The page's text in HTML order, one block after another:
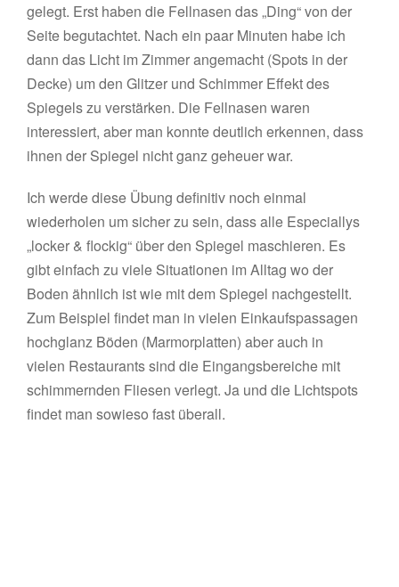
gelegt. Erst haben die Fellnasen das „Ding“ von der
Seite begutachtet. Nach ein paar Minuten habe ich
dann das Licht im Zimmer angemacht (Spots in der
Decke) um den Glitzer und Schimmer Effekt des
Spiegels zu verstärken. Die Fellnasen waren
interessiert, aber man konnte deutlich erkennen, dass
ihnen der Spiegel nicht ganz geheuer war.
Ich werde diese Übung definitiv noch einmal
wiederholen um sicher zu sein, dass alle Especiallys
„locker & flockig“ über den Spiegel maschieren. Es
gibt einfach zu viele Situationen im Alltag wo der
Boden ähnlich ist wie mit dem Spiegel nachgestellt.
Zum Beispiel findet man in vielen Einkaufspassagen
hochglanz Böden (Marmorplatten) aber auch in
vielen Restaurants sind die Eingangsbereiche mit
schimmernden Fliesen verlegt. Ja und die Lichtspots
findet man sowieso fast überall.